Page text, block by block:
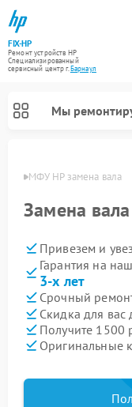
FIX-HP
Ремонт устройств HP
Специализированный
cервисный центр г.Барнаул
Мы
МФУ HP замена вала
Замена
Привезем и
Гарантия на
3-х лет
Срочный
Скидка для вас
Получите 1500
Оригинальные